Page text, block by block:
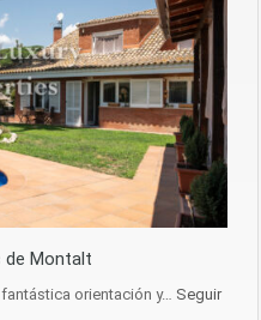
de Montalt
orientación y… Seguir